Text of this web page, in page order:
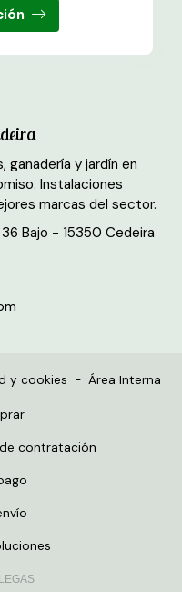
y jardín en
Instalaciones
marcas del sector.
Bajo - 15350 Cedeira
y cookies - Área Interna
contratación